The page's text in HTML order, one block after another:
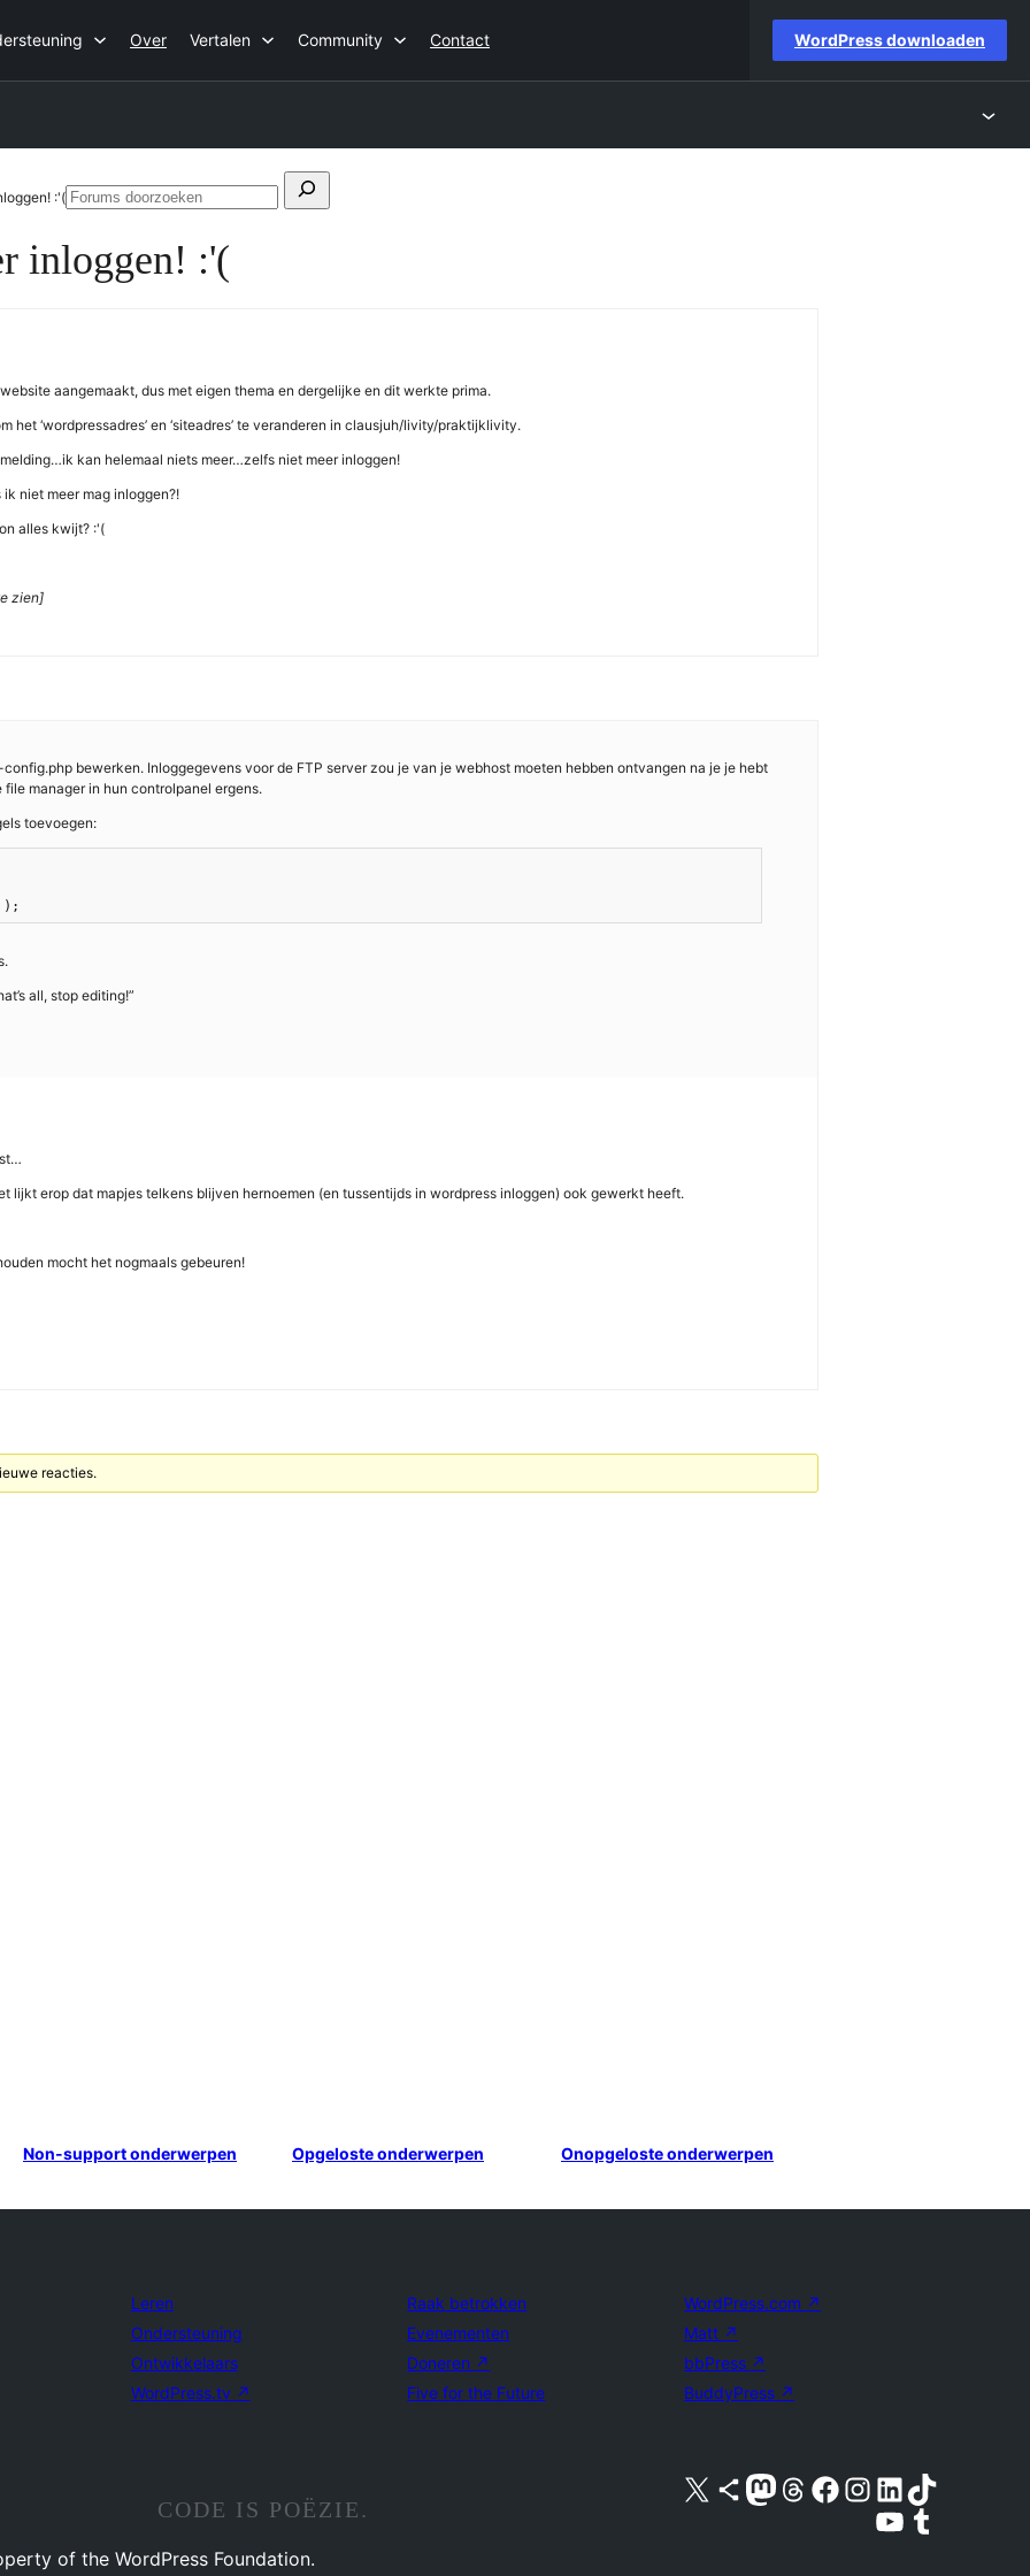
Over Vertalen Community Contact WordPress downloaden
:'(Zoeken
Forums
inloggen! :'(
aangemaakt, dus met eigen thema en dergelijke en dit werkte prima.
het ‘wordpressadres’ en ‘siteadres’ te veranderen in clausjuh/livity/praktijklivity.
kan helemaal niets meer…zelfs niet meer inloggen!
niet meer mag inloggen?!
alles kwijt? :'(
zien]
bewerken. Inloggegevens voor de FTP server zou je van je webhost moeten hebben ontvangen na je je hebt
manager in hun controlpanel ergens.
toevoegen:
all, stop editing!”
lijkt erop dat mapjes telkens blijven hernoemen (en tussentijds in wordpress inloggen) ook gewerkt heeft.
mocht het nogmaals gebeuren!
reacties.
Non-support onderwerpen Opgeloste onderwerpen Onopgeloste onderwerpen
Leren
Ondersteuning
Ontwikkelaars
WordPress.tv ↗
Raak betrokken
Evenementen
Doneren ↗
Five for the Future
WordPress.com ↗
Matt ↗
bbPress ↗
BuddyPress ↗
Bezoek ons X (voorheen Twitter) account
Bezoek ons Bluesky account
Bezoek ons Mastodon account
Bezoek ons Threads account
Onze Facebook pagina bezoeken
Bezoek ons Instagram account
Bezoek ons LinkedIn account
Bezoek ons TikTok account
Bezoek ons YouTube kanaalBezoek ons Tumblr account
CODE IS POËZIE.
of the WordPress Foundation.